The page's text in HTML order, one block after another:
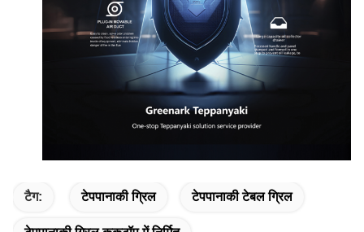
टैग: टेपपानाकी ग्रिल टेपपानाकी टेबल ग्रिल